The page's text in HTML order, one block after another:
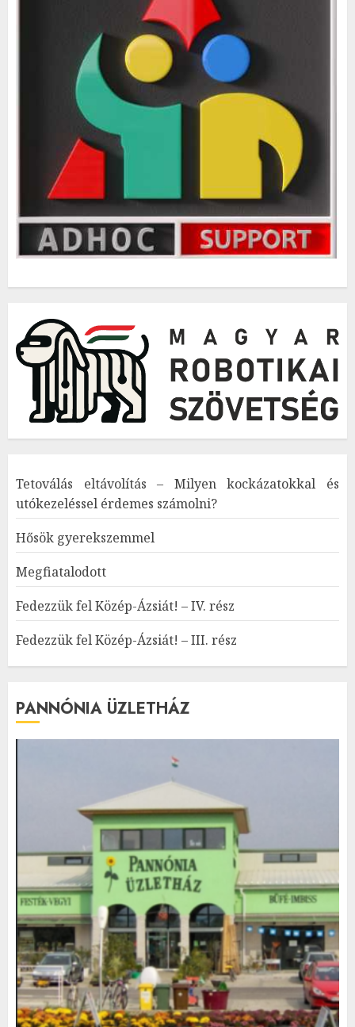
Tetoválás eltávolítás – Milyen kockázatokkal és
utókezeléssel érdemes számolni?
Hősök gyerekszemmel
Megfiatalodott
Fedezzük fel Közép-Ázsiát! – IV. rész
Fedezzük fel Közép-Ázsiát! – III. rész
PANNÓNIA ÜZLETHÁZ